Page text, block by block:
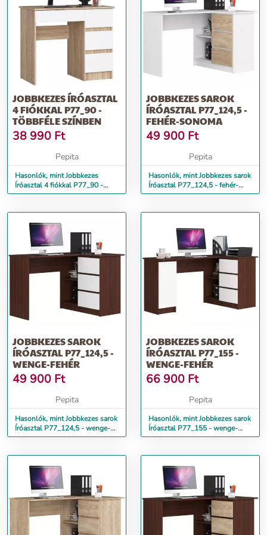
További információ>>
JOBBKEZES ÍRÓASZTAL
4 FIÓKKAL P77_90 -
TÖBBFÉLE SZÍNBEN
38 990 Ft
Pepita
Hasonlók, mint Jobbkezes
Íróasztal 4 fiókkal P77_90 -
Többféle színben
JOBBKEZES SAROK
ÍRÓASZTAL P77_124,5 -
FEHÉR-SONOMA
49 900 Ft
Pepita
Hasonlók, mint Jobbkezes sarok
Íróasztal P77_124,5 - fehér-
sonoma
JOBBKEZES SAROK
ÍRÓASZTAL P77_124,5 -
WENGE-FEHÉR
49 900 Ft
Pepita
Hasonlók, mint Jobbkezes sarok
Íróasztal P77_124,5 - wenge-
fehér
JOBBKEZES SAROK
ÍRÓASZTAL P77_155 -
WENGE-FEHÉR
66 900 Ft
Pepita
Hasonlók, mint Jobbkezes sarok
Íróasztal P77_155 - wenge-
fehér